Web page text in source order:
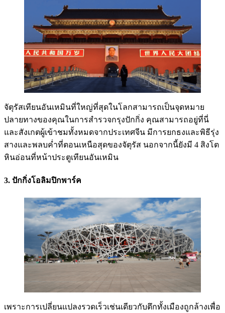
จัตุรัสเทียนอันเหมินที่ใหญ่ที่สุดในโลกสามารถเป็นจุดหมาย
ปลายทางของคุณในการสำรวจกรุงปักกิ่ง คุณสามารถอยู่ที่นี่
และสังเกตผู้เข้าชมทั้งหมดจากประเทศจีน มีการยกธงและพิธีรุ่ง
สางและพลบค่ำที่ตอนเหนือสุดของจัตุรัส นอกจากนี้ยังมี 4 สิงโต
หินอ่อนที่หน้าประตูเทียนอันเหมิน
3. ปักกิ่งโอลิมปิกพาร์ค
เพราะการเปลี่ยนแปลงรวดเร็วเช่นเดียวกับตึกทั้งเมืองถูกล้างเพื่อ